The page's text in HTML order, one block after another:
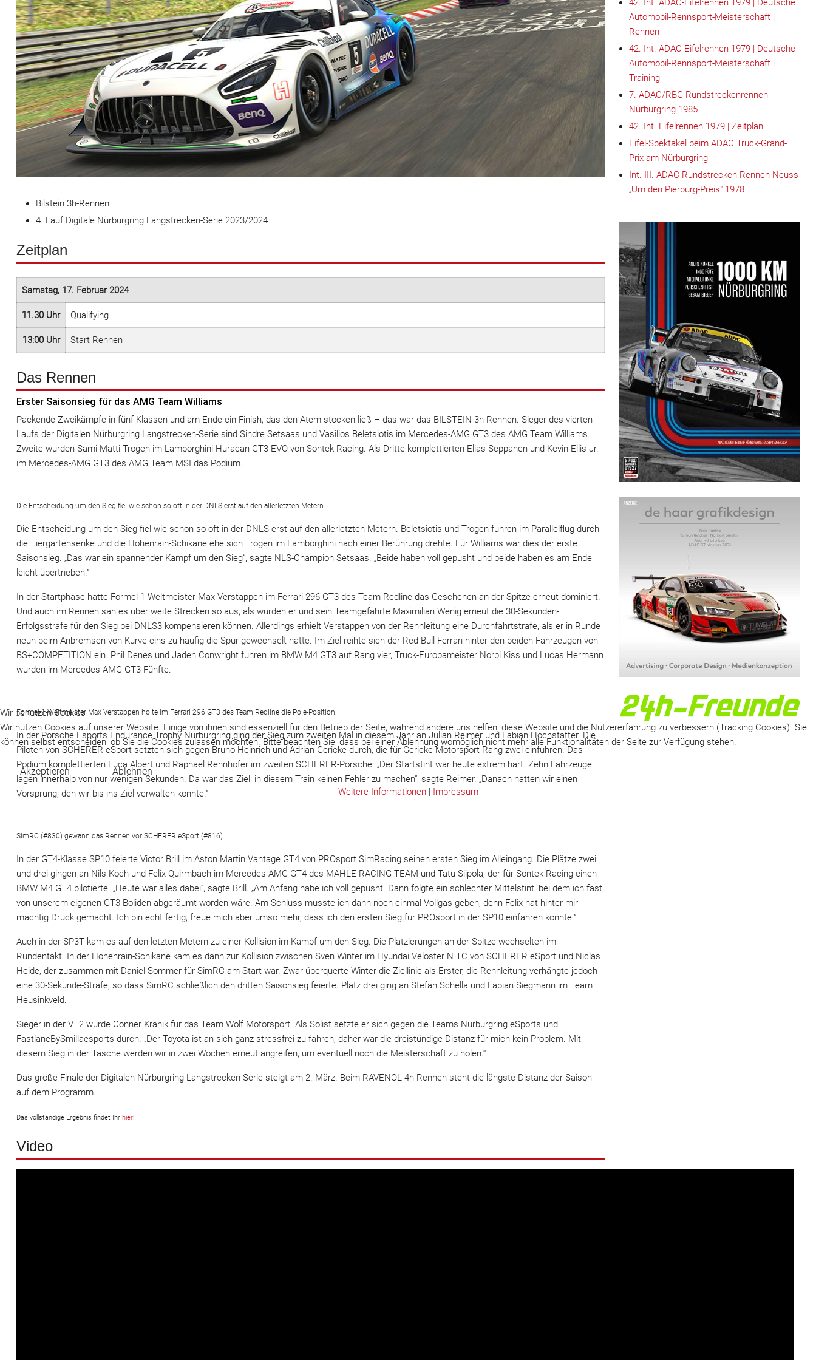
Bilstein 3h-Rennen
4. Lauf Digitale Nürburgring Langstrecken-Serie 2023/2024
Zeitplan
Samstag, 17. Februar 2024
11.30 Uhr Qualifying
13:00 Uhr Start Rennen
Das Rennen
Erster Saisonsieg für das AMG Team Williams
Packende Zweikämpfe in fünf Klassen und am Ende ein Finish, das den Atem stocken ließ – das war das BILSTEIN 3h-Rennen. Sieger des vierten
Laufs der Digitalen Nürburgring Langstrecken-Serie sind Sindre Setsaas und Vasilios Beletsiotis im Mercedes-AMG GT3 des AMG Team Williams.
Zweite wurden Sami-Matti Trogen im Lamborghini Huracan GT3 EVO von Sontek Racing. Als Dritte komplettierten Elias Seppanen und Kevin Ellis Jr.
im Mercedes-AMG GT3 des AMG Team MSI das Podium.
Die Entscheidung um den Sieg fiel wie schon so oft in der DNLS erst auf den allerletzten Metern.
Die Entscheidung um den Sieg fiel wie schon so oft in der DNLS erst auf den allerletzten Metern. Beletsiotis und Trogen fuhren im Parallelflug durch
die Tiergartensenke und die Hohenrain-Schikane ehe sich Trogen im Lamborghini nach einer Berührung drehte. Für Williams war dies der erste
Saisonsieg. „Das war ein spannender Kampf um den Sieg“, sagte NLS-Champion Setsaas. „Beide haben voll gepusht und beide haben es am Ende
leicht übertrieben.“
In der Startphase hatte Formel-1-Weltmeister Max Verstappen im Ferrari 296 GT3 des Team Redline das Geschehen an der Spitze erneut dominiert.
Und auch im Rennen sah es über weite Strecken so aus, als würden er und sein Teamgefährte Maximilian Wenig erneut die 30-Sekunden-
Erfolgsstrafe für den Sieg bei DNLS3 kompensieren können. Allerdings erhielt Verstappen von der Rennleitung eine Durchfahrtstrafe, als er in Runde
neun beim Anbremsen von Kurve eins zu häufig die Spur gewechselt hatte. Im Ziel reihte sich der Red-Bull-Ferrari hinter den beiden Fahrzeugen von
BS+COMPETITION ein. Phil Denes und Jaden Conwright fuhren im BMW M4 GT3 auf Rang vier, Truck-Europameister Norbi Kiss und Lucas Hermann
wurden im Mercedes-AMG GT3 Fünfte.
Formel-1-Weltmeister Max Verstappen holte im Ferrari 296 GT3 des Team Redline die Pole-Position.
In der Porsche Esports Endurance Trophy Nürburgring ging der Sieg zum zweiten Mal in diesem Jahr an Julian Reimer und Fabian Hochstatter. Die
Piloten von SCHERER eSport setzten sich gegen Bruno Heinrich und Adrian Gericke durch, die für Gericke Motorsport Rang zwei einfuhren. Das
Podium komplettierten Luca Alpert und Raphael Rennhofer im zweiten SCHERER-Porsche. „Der Startstint war heute extrem hart. Zehn Fahrzeuge
lagen innerhalb von nur wenigen Sekunden. Da war das Ziel, in diesem Train keinen Fehler zu machen“, sagte Reimer. „Danach hatten wir einen
Vorsprung, den wir bis ins Ziel verwalten konnte.“
SimRC (#830) gewann das Rennen vor SCHERER eSport (#816).
In der GT4-Klasse SP10 feierte Victor Brill im Aston Martin Vantage GT4 von PROsport SimRacing seinen ersten Sieg im Alleingang. Die Plätze zwei
und drei gingen an Nils Koch und Felix Quirmbach im Mercedes-AMG GT4 des MAHLE RACING TEAM und Tatu Siipola, der für Sontek Racing einen
BMW M4 GT4 pilotierte. „Heute war alles dabei“, sagte Brill. „Am Anfang habe ich voll gepusht. Dann folgte ein schlechter Mittelstint, bei dem ich fast
von unserem eigenen GT3-Boliden abgeräumt worden wäre. Am Schluss musste ich dann noch einmal Vollgas geben, denn Felix hat hinter mir
mächtig Druck gemacht. Ich bin echt fertig, freue mich aber umso mehr, dass ich den ersten Sieg für PROsport in der SP10 einfahren konnte.“
Auch in der SP3T kam es auf den letzten Metern zu einer Kollision im Kampf um den Sieg. Die Platzierungen an der Spitze wechselten im
Rundentakt. In der Hohenrain-Schikane kam es dann zur Kollision zwischen Sven Winter im Hyundai Veloster N TC von SCHERER eSport und Niclas
Heide, der zusammen mit Daniel Sommer für SimRC am Start war. Zwar überquerte Winter die Ziellinie als Erster, die Rennleitung verhängte jedoch
eine 30-Sekunde-Strafe, so dass SimRC schließlich den dritten Saisonsieg feierte. Platz drei ging an Stefan Schella und Fabian Siegmann im Team
Heusinkveld.
Sieger in der VT2 wurde Conner Kranik für das Team Wolf Motorsport. Als Solist setzte er sich gegen die Teams Nürburgring eSports und
FastlaneBySmillaesports durch. „Der Toyota ist an sich ganz stressfrei zu fahren, daher war die dreistündige Distanz für mich kein Problem. Mit
diesem Sieg in der Tasche werden wir in zwei Wochen erneut angreifen, um eventuell noch die Meisterschaft zu holen.“
Das große Finale der Digitalen Nürburgring Langstrecken-Serie steigt am 2. März. Beim RAVENOL 4h-Rennen steht die längste Distanz der Saison
auf dem Programm.
Das vollständige Ergebnis findet Ihr hier!
Video
42. Int. ADAC-Eifelrennen 1979 | Deutsche
Automobil-Rennsport-Meisterschaft |
Rennen
42. Int. ADAC-Eifelrennen 1979 | Deutsche
Automobil-Rennsport-Meisterschaft |
Training
7. ADAC/RBG-Rundstreckenrennen
Nürburgring 1985
42. Int. Eifelrennen 1979 | Zeitplan
Eifel-Spektakel beim ADAC Truck-Grand-
Prix am Nürburgring
Int. III. ADAC-Rundstrecken-Rennen Neuss
„Um den Pierburg-Preis" 1978
Wir benutzen Cookies
Wir nutzen Cookies auf unserer Website. Einige von ihnen sind essenziell für den Betrieb der Seite, während andere uns helfen, diese Website und die Nutzererfahrung zu verbessern (Tracking Cookies). Sie
können selbst entscheiden, ob Sie die Cookies zulassen möchten. Bitte beachten Sie, dass bei einer Ablehnung womöglich nicht mehr alle Funktionalitäten der Seite zur Verfügung stehen.
Akzeptieren Ablehnen
Weitere Informationen| Impressum